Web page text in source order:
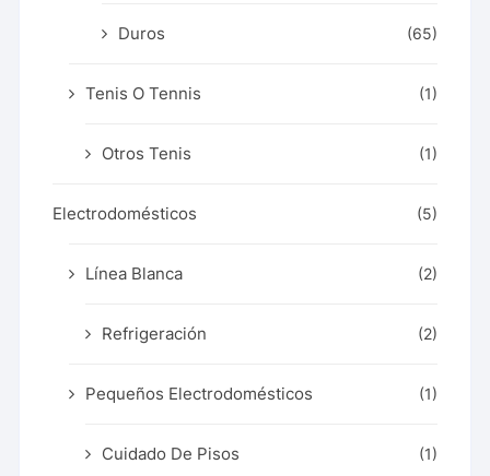
Duros (65)
Tenis O Tennis (1)
Otros Tenis (1)
Electrodomésticos (5)
Línea Blanca (2)
Refrigeración (2)
Pequeños Electrodomésticos (1)
Cuidado De Pisos (1)